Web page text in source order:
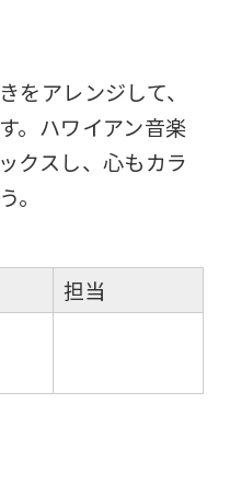
をアレンジして、
。ハワイアン音楽
クスし、心もカラ
。
担当